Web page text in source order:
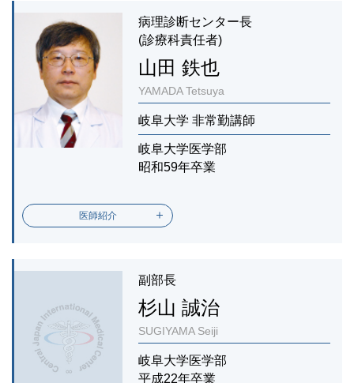
病理診断センター長
(診療科責任者)
山田 鉄也
YAMADA Tetsuya
岐阜大学 非常勤講師
岐阜大学医学部
昭和59年卒業
医師紹介
副部長
杉山 誠治
SUGIYAMA Seiji
岐阜大学医学部
平成22年卒業